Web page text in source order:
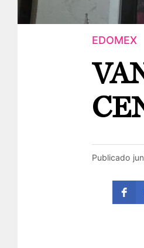
EDOMEX
Publicado